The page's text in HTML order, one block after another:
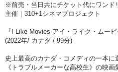
※前売・当日共にチケット代にワンド
主催｜310+1シネマプロジェクト
『I Like Movies アイ・ライク・ムービ
(2022年/ カナダ / 99分)
史上最高のカナダ・コメディの一本に
《トラブルメーカーな高校生》の映